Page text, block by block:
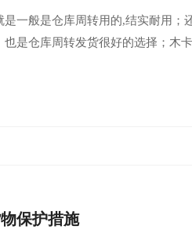
一般是仓库周转用的,结实耐用
是仓库周转发货很好的选择；木
保护措施